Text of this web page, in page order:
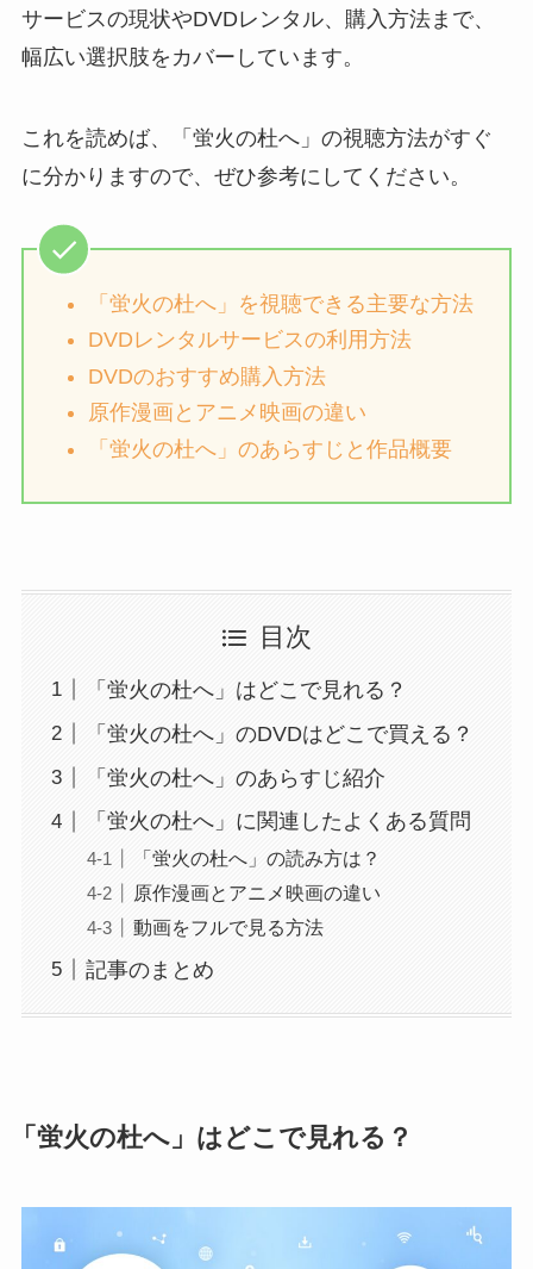
サービスの現状やDVDレンタル、購入方法まで、
幅広い選択肢をカバーしています。
これを読めば、「蛍火の杜へ」の視聴方法がすぐ
に分かりますので、ぜひ参考にしてください。
「蛍火の杜へ」を視聴できる主要な方法
DVDレンタルサービスの利用方法
DVDのおすすめ購入方法
原作漫画とアニメ映画の違い
「蛍火の杜へ」のあらすじと作品概要
目次
「蛍火の杜へ」はどこで見れる？
「蛍火の杜へ」のDVDはどこで買える？
「蛍火の杜へ」のあらすじ紹介
「蛍火の杜へ」に関連したよくある質問
「蛍火の杜へ」の読み方は？
原作漫画とアニメ映画の違い
動画をフルで見る方法
記事のまとめ
「蛍火の杜へ」はどこで見れる？